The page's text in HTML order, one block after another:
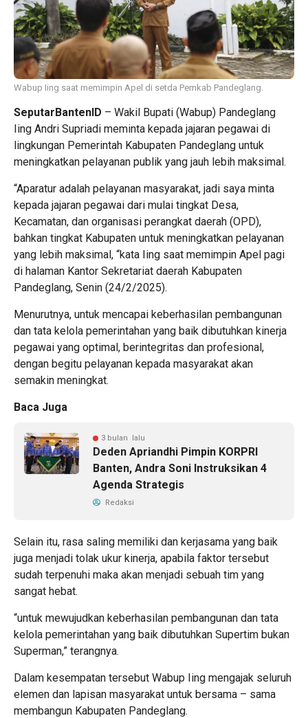
Wabup Iing saat memimpin Apel di setda Pemkab Pandeglang.
SeputarBantenID – Wakil Bupati (Wabup) Pandeglang
Iing Andri Supriadi meminta kepada jajaran pegawai di
lingkungan Pemerintah Kabupaten Pandeglang untuk
meningkatkan pelayanan publik yang jauh lebih maksimal.
“Aparatur adalah pelayanan masyarakat, jadi saya minta
kepada jajaran pegawai dari mulai tingkat Desa,
Kecamatan, dan organisasi perangkat daerah (OPD),
bahkan tingkat Kabupaten untuk meningkatkan pelayanan
yang lebih maksimal, “kata Iing saat memimpin Apel pagi
di halaman Kantor Sekretariat daerah Kabupaten
Pandeglang, Senin (24/2/2025).
Menurutnya, untuk mencapai keberhasilan pembangunan
dan tata kelola pemerintahan yang baik dibutuhkan kinerja
pegawai yang optimal, berintegritas dan profesional,
dengan begitu pelayanan kepada masyarakat akan
semakin meningkat.
Baca Juga
3 bulan lalu
Deden Apriandhi Pimpin KORPRI
Banten, Andra Soni Instruksikan 4
Agenda Strategis
Redaksi
Selain itu, rasa saling memiliki dan kerjasama yang baik
juga menjadi tolak ukur kinerja, apabila faktor tersebut
sudah terpenuhi maka akan menjadi sebuah tim yang
sangat hebat.
“untuk mewujudkan keberhasilan pembangunan dan tata
kelola pemerintahan yang baik dibutuhkan Supertim bukan
Superman,” terangnya.
Dalam kesempatan tersebut Wabup Iing mengajak seluruh
elemen dan lapisan masyarakat untuk bersama – sama
membangun Kabupaten Pandeglang.